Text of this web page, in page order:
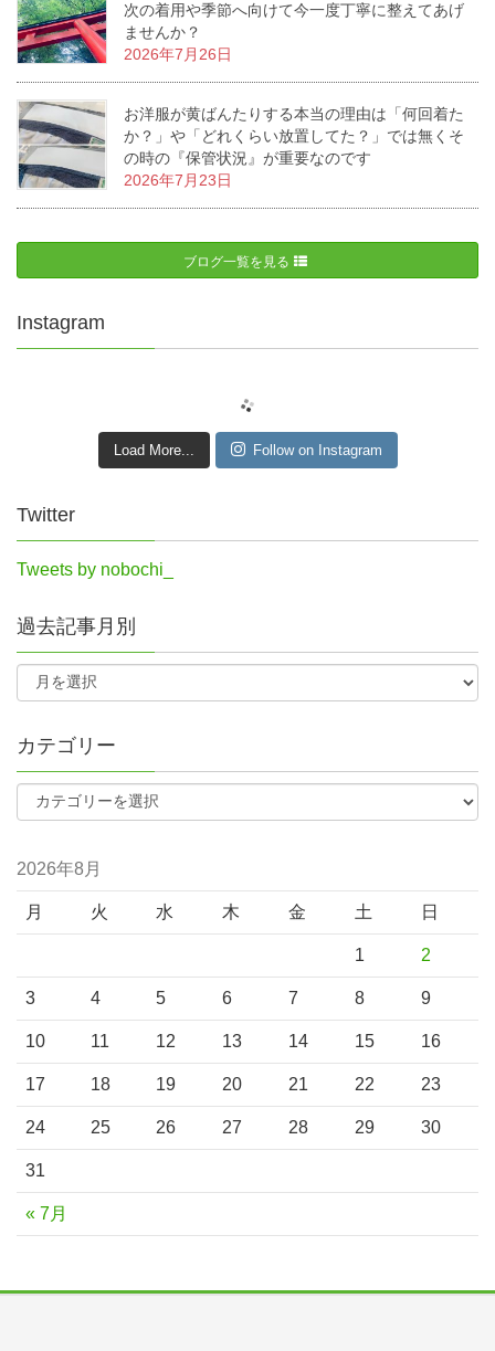
次の着用や季節へ向けて今一度丁寧に整えてあげ
ませんか？
2026年7月26日
お洋服が黄ばんたりする本当の理由は「何回着た
か？」や「どれくらい放置してた？」では無くそ
の時の『保管状況』が重要なのです
2026年7月23日
ブログ一覧を見る
Instagram
Load More... Follow on Instagram
Twitter
Tweets by nobochi_
過去記事月別
カテゴリー
2026年8月
月 火 水 木 金 土 日
« 7月
1 2
3 4 5 6 7 8 9
10 11 12 13 14 15 16
17 18 19 20 21 22 23
24 25 26 27 28 29 30
31